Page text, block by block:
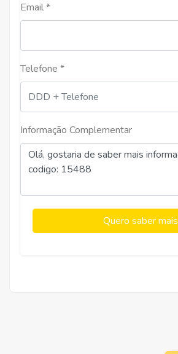
Email *
Telefone *
Informação Complementar
Quero saber mais